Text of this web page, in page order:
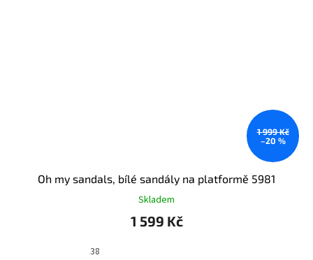
1 999 Kč
–20 %
Oh my sandals, bílé sandály na platformě 5981
Skladem
1 599 Kč
38